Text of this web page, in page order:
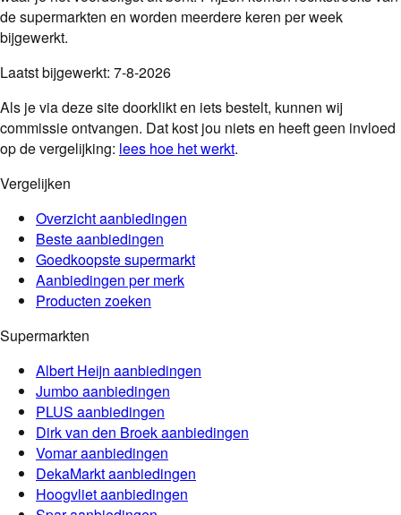
de supermarkten en worden meerdere keren per week
bijgewerkt.
Laatst bijgewerkt: 7-8-2026
Als je via deze site doorklikt en iets bestelt, kunnen wij
commissie ontvangen. Dat kost jou niets en heeft geen invloed
op de vergelijking: lees hoe het werkt.
Vergelijken
Overzicht aanbiedingen
Beste aanbiedingen
Goedkoopste supermarkt
Aanbiedingen per merk
Producten zoeken
Supermarkten
Albert Heijn aanbiedingen
Jumboaanbiedingen
PLUS aanbiedingen
Dirk van den Broekaanbiedingen
Vomaraanbiedingen
DekaMarktaanbiedingen
Hoogvlietaanbiedingen